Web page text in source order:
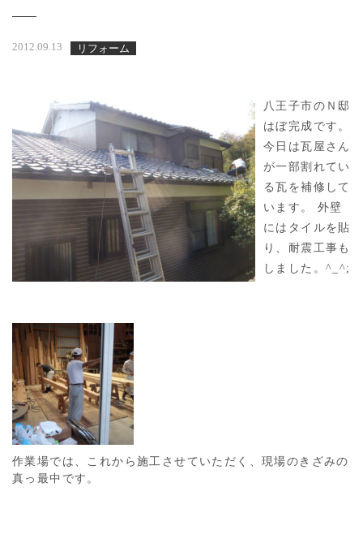
2012.09.13 リフォーム
八王子市のＮ邸
はぼ完成です。
今日は瓦屋さん
が一部割れてい
る瓦を補修して
います。 外壁
にはタイルを貼
り、耐震工事も
しました。^_^;
作業場では、これから施工させていただく、現場のきざみの
真っ最中です。